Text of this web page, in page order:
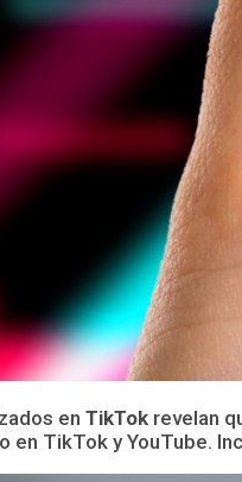
en TikTok revelan
en TikTok y YouTube.